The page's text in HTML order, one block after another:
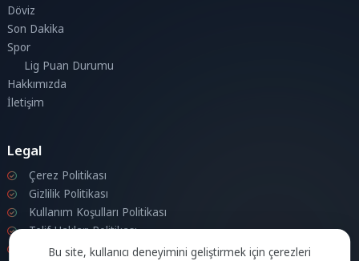
Döviz
Son Dakika
Spor
Lig Puan Durumu
Hakkımızda
İletişim
Legal
Çerez Politikası
Gizlilik Politikası
Kullanım Koşulları Politikası
Telif Hakları Politikası
İletişim
Bu site, kullanıcı deneyimini geliştirmek için çerezleri